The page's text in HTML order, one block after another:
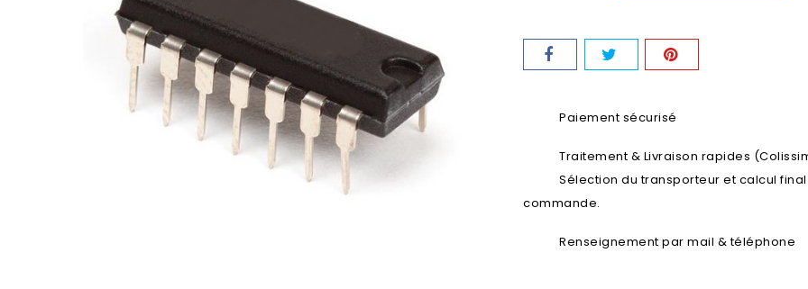
Paiement sécurisé
Traitement & Livraison rapides
Sélection du transporteur et calcul
commande.
Renseignement par mail & téléphone